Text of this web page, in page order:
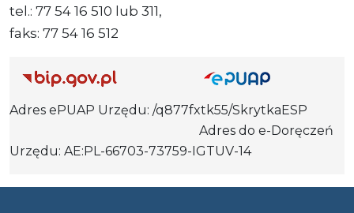
tel.: 77 54 16 510 lub 311,
faks: 77 54 16 512
Adres ePUAP Urzędu: /q877fxtk55/SkrytkaESP
Adres do e-Doręczeń
Urzędu: AE:PL-66703-73759-IGTUV-14